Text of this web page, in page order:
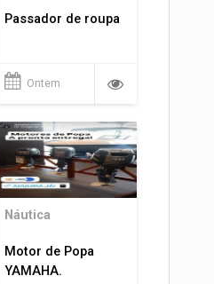
Passador de roupa
Ontem
Náutica
Motor de Popa
YAMAHA.